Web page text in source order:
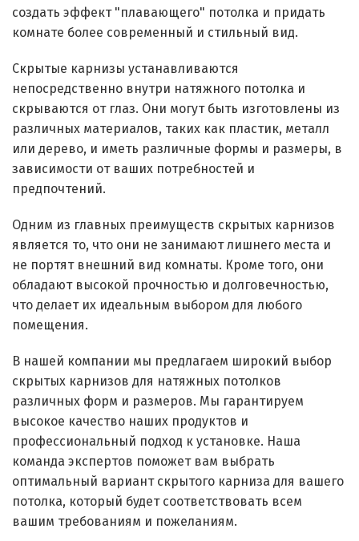
создать эффект "плавающего" потолка и придать
комнате более современный и стильный вид.
Скрытые карнизы устанавливаются
непосредственно внутри натяжного потолка и
скрываются от глаз. Они могут быть изготовлены из
различных материалов, таких как пластик, металл
или дерево, и иметь различные формы и размеры, в
зависимости от ваших потребностей и
предпочтений.
Одним из главных преимуществ скрытых карнизов
является то, что они не занимают лишнего места и
не портят внешний вид комнаты. Кроме того, они
обладают высокой прочностью и долговечностью,
что делает их идеальным выбором для любого
помещения.
В нашей компании мы предлагаем широкий выбор
скрытых карнизов для натяжных потолков
различных форм и размеров. Мы гарантируем
высокое качество наших продуктов и
профессиональный подход к установке. Наша
команда экспертов поможет вам выбрать
оптимальный вариант скрытого карниза для вашего
потолка, который будет соответствовать всем
вашим требованиям и пожеланиям.